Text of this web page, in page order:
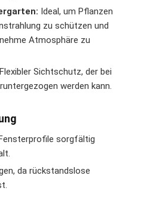
Ideal, um Pflanzen
zu schützen und
Atmosphäre zu
Flexibler Sichtschutz, der bei
werden kann.
sorgfältig
da rückstandslose